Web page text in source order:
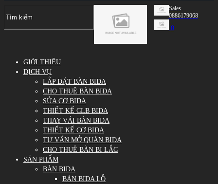
Sales
0886179068
0
GIỚI THIỆU
DỊCH VỤ
LẮP ĐẶT BÀN BIDA
CHO THUÊ BÀN BIDA
SỬA CƠ BIDA
THIẾT KẾ CLB BIDA
THAY VẢI BÀN BIDA
THIẾT KẾ CƠ BIDA
TƯ VẤN MỞ QUÁN BIDA
CHO THUÊ BÀN BI LẮC
SẢN PHẨM
BÀN BIDA
BÀN BIDA LỖ